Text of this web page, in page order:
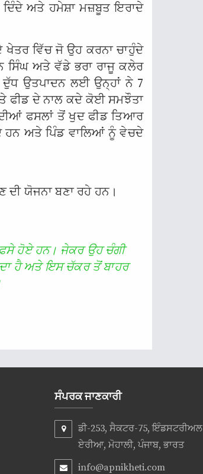
ਅਤੇ ਹਮੇਸ਼ਾ ਮਜ਼ਬੂਤ ਇਰਾਦੇ
ਖੇਤਰ ਵਿੱਚ ਜੋ ਉਹ ਕਰਨਾ ਚਾਹੁੰਦੇ
ਅਤੇ ਵੱਡੇ ਭਰਾ ਰਾਜੂ ਕਲੇਰ
ਦੁੱਧ ਉਤਪਾਦਨ ਲਈ ਉਨ੍ਹਾਂ ਨੇ 7
ਫੀਡ ਦੇ ਨਾਲ ਕਦੇ ਕੋਈ ਸਮਝੌਤਾ
ਫਸਲਾਂ ਤੋਂ ਖੁਦ ਫੀਡ ਤਿਆਰ
ਅਤੇ ਪਿੰਡ ਵਾਲਿਆਂ ਨੂੰ ਵੇਚਦੇ
ਦੀ ਯੋਜਨਾ ਬਣਾ ਰਹੇ ਹਨ।
ਹੋਏ ਹਨ। ਜੇਕਰ ਉਹ ਚੰਗੀ
ਹੈ ਅਤੇ ਇਸ ਚੱਕਰ ਤੋਂ ਬਾਹਰ
ਸੰਪਰਕ ਜਾਣਕਾਰੀ
ਡੀ-253, ਸੈਕਟਰ-75, ਇੰਡਸਟਰੀਅਲ
ਏਰੀਆ, ਮੋਹਾਲੀ, ਪੰਜਾਬ, ਭਾਰਤ
info@apnikheti.com